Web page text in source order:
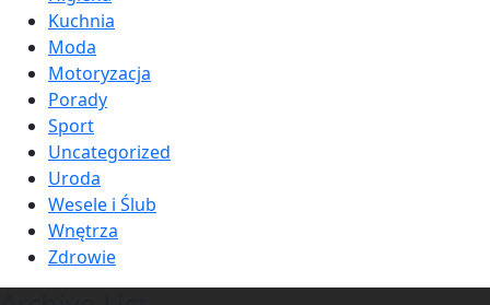
Kuchnia
Moda
Motoryzacja
Porady
Sport
Uncategorized
Uroda
Wesele i Ślub
Wnętrza
Zdrowie